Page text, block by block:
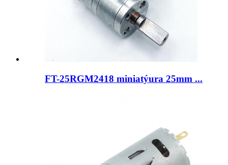
FT-25RGM2418 miniatýura 25mm ...